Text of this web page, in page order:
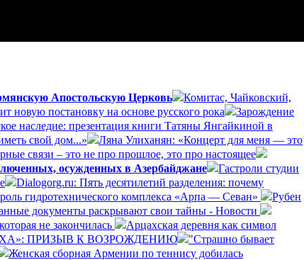
Апостольскую Церковь
Комитас, Чайковский,
новую постановку на основе русского рока
Зарождение
наследие: презентация книги Татяны Янгайкиной в
свой дом...»
Ляна Улиханян: «Концерт для меня — это
связи – это не про прошлое, это про настоящее
осужденных в Азербайджане
Гастроли студии
Dialogorg.ru: Пять десятилетий разделения: почему
гидротехнического комплекса «Арпа — Севан»
Рубен
документы раскрывают свои тайны - Новости
не закончилась
Арцахская деревня как символ
ПРИЗЫВ К ВОЗРОЖДЕНИЮ
"Страшно бывает
Женская сборная Армении по теннису добилась